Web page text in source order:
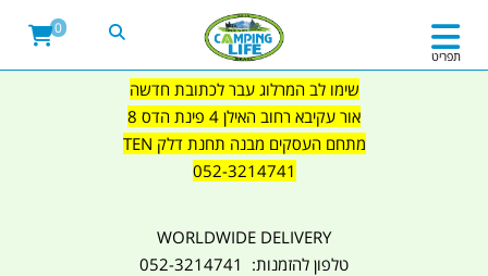
שימו לב המרלוג עבר לכתובת חדשה
אור עקיבא רחוב האילן 4 פינת הדס 8
מתחם העסקים מבנה תחנת דלק TEN
052-3214741
WORLDWIDE DELIVERY
טלפון להזמנות: 052-3214741
תפריט
0